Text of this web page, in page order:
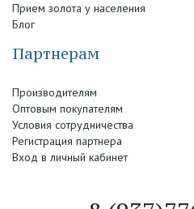
Прием золота у населения
Блог
Партнерам
Производителям
Оптовым покупателям
Условия сотрудничества
Регистрация партнера
Вход в личный кабинет